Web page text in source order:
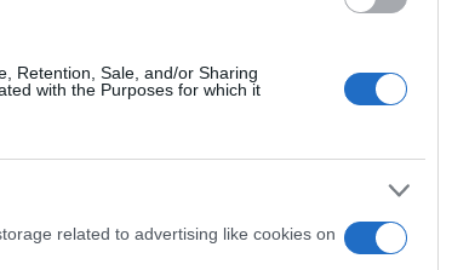
Retention, Sale, and/or Sharing
with the Purposes for which it
related to advertising like cookies on
e le tue foto
I nostri
I nostri